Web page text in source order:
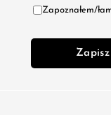
Zapoznałem/